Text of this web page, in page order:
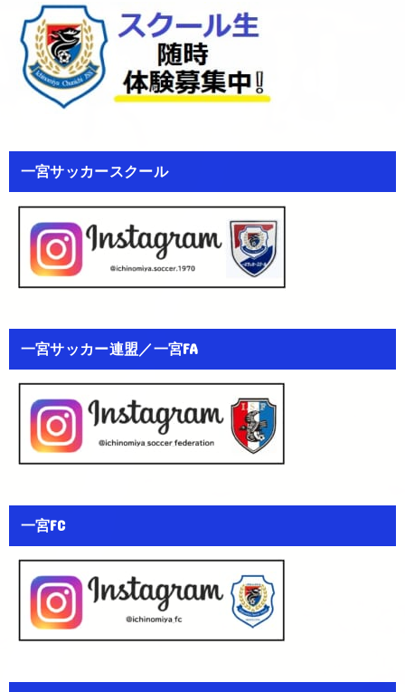
一宮サッカースクール
一宮サッカー連盟／一宮FA
一宮FC